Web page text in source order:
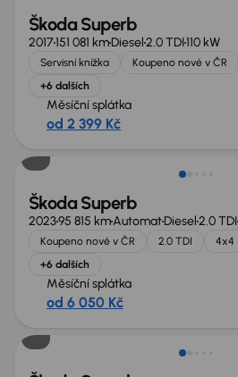
Škoda Superb
2017151 081 kmDiesel2.0 TDI110 kW
Servisní knížka Koupeno nové v ČR
+6 dalších
Měsíční splátka
od 2 399 Kč
Zlevněno o 30 000 Kč
Škoda Superb
202395 815 kmAutomatDiesel2.0 TDI
Koupeno nové v ČR 2.0 TDI 4x4
+6 dalších
Měsíční splátka
od 6 050 Kč